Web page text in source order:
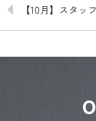
【10月】スタッフブロ